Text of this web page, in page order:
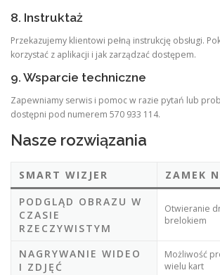
8. Instruktaż
Przekazujemy klientowi pełną instrukcję obsługi.
korzystać z aplikacji i jak zarządzać dostępem.
9. Wsparcie techniczne
Zapewniamy serwis i pomoc w razie pytań lub
dostępni pod numerem 570 933 114.
Nasze rozwiązania
SMART WIZJER
ZAMEK
PODGLĄD OBRAZU W
CZASIE
RZECZYWISTYM
Otwieranie
brelokiem
NAGRYWANIE WIDEO
I ZDJĘĆ
Możliwość
wielu kart